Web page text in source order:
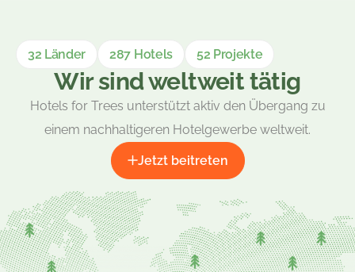
32 Länder 287 Hotels 52 Projekte
Wir sind weltweit tätig
Hotels for Trees unterstützt aktiv den Übergang zu
einem nachhaltigeren Hotelgewerbe weltweit.
Jetzt beitreten